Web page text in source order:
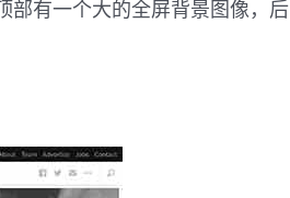
部有一个大的全屏背景图像，后